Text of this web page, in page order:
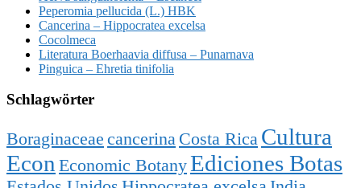
Peperomia pellucida (L.) HBK
Cancerina – Hippocratea excelsa
Cocolmeca
Literatura Boerhaavia diffusa – Punarnava
Pinguica – Ehretia tinifolia
Schlagwörter
Boraginaceae cancerina Costa Rica Cultura
Econ Economic BotanyEdiciones Botas